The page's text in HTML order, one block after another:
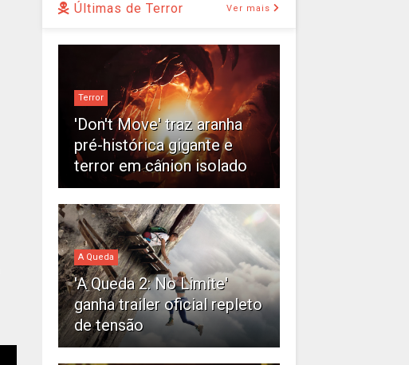
Últimas de Terror Ver mais
Terror
'Don't Move' traz aranha
pré-histórica gigante e
terror em cânion isolado
A Queda
'A Queda 2: No Limite'
ganha trailer oficial repleto
de tensão